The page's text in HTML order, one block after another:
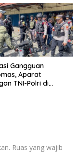
Gangguan
Aparat
TNI-Polri di
Ruas yang wajib